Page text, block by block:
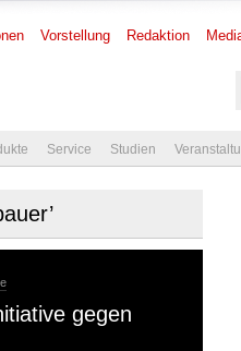
Vorstellung Redaktion
Service Studien
gegen